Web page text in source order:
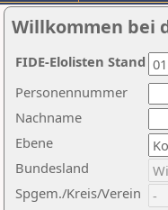
Willkommen bei
Nachname
Ebene
Personennummer
Bundesland
Spgem./Kreis/Verein
FIDE-Elolisten Stand